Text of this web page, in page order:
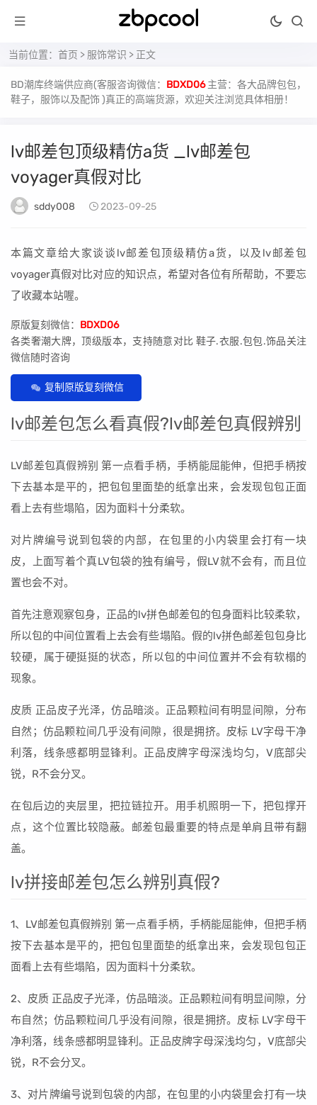
当前位置： 首页 > 服饰常识 > 正文
BD潮库终端供应商(客服咨询微信： BDXD06 主营：各大品牌包包，
鞋子，服饰以及配饰 )真正的高端货源，欢迎关注浏览具体相册！
lv邮差包顶级精仿a货 _lv邮差包
voyager真假对比
sddy008 2023-09-25
本篇文章给大家谈谈lv邮差包顶级精仿a货，以及lv邮差包
voyager真假对比对应的知识点，希望对各位有所帮助，不要忘
了收藏本站喔。
原版复刻微信： BDXD06
各类奢潮大牌，顶级版本，支持随意对比 鞋子.衣服.包包.饰品关注
微信随时咨询
复制原版复刻微信
lv邮差包怎么看真假?lv邮差包真假辨别
LV邮差包真假辨别 第一点看手柄，手柄能屈能伸，但把手柄按
下去基本是平的，把包包里面垫的纸拿出来，会发现包包正面
看上去有些塌陷，因为面料十分柔软。
对片牌编号说到包袋的内部，在包里的小内袋里会打有一块
皮，上面写着个真LV包袋的独有编号，假LV就不会有，而且位
置也会不对。
首先注意观察包身，正品的lv拼色邮差包的包身面料比较柔软，
所以包的中间位置看上去会有些塌陷。假的lv拼色邮差包包身比
较硬，属于硬挺挺的状态，所以包的中间位置并不会有软榻的
现象。
皮质 正品皮子光泽，仿品暗淡。正品颗粒间有明显间隙，分布
自然；仿品颗粒间几乎没有间隙，很是拥挤。皮标 LV字母干净
利落，线条感都明显锋利。正品皮牌字母深浅均匀，V底部尖
锐，R不会分叉。
在包后边的夹层里，把拉链拉开。用手机照明一下，把包撑开
点，这个位置比较隐蔽。邮差包最重要的特点是单肩且带有翻
盖。
lv拼接邮差包怎么辨别真假?
1、LV邮差包真假辨别 第一点看手柄，手柄能屈能伸，但把手柄
按下去基本是平的，把包包里面垫的纸拿出来，会发现包包正
面看上去有些塌陷，因为面料十分柔软。
2、皮质 正品皮子光泽，仿品暗淡。正品颗粒间有明显间隙，分
布自然；仿品颗粒间几乎没有间隙，很是拥挤。皮标 LV字母干
净利落，线条感都明显锋利。正品皮牌字母深浅均匀，V底部尖
锐，R不会分叉。
3、对片牌编号说到包袋的内部，在包里的小内袋里会打有一块